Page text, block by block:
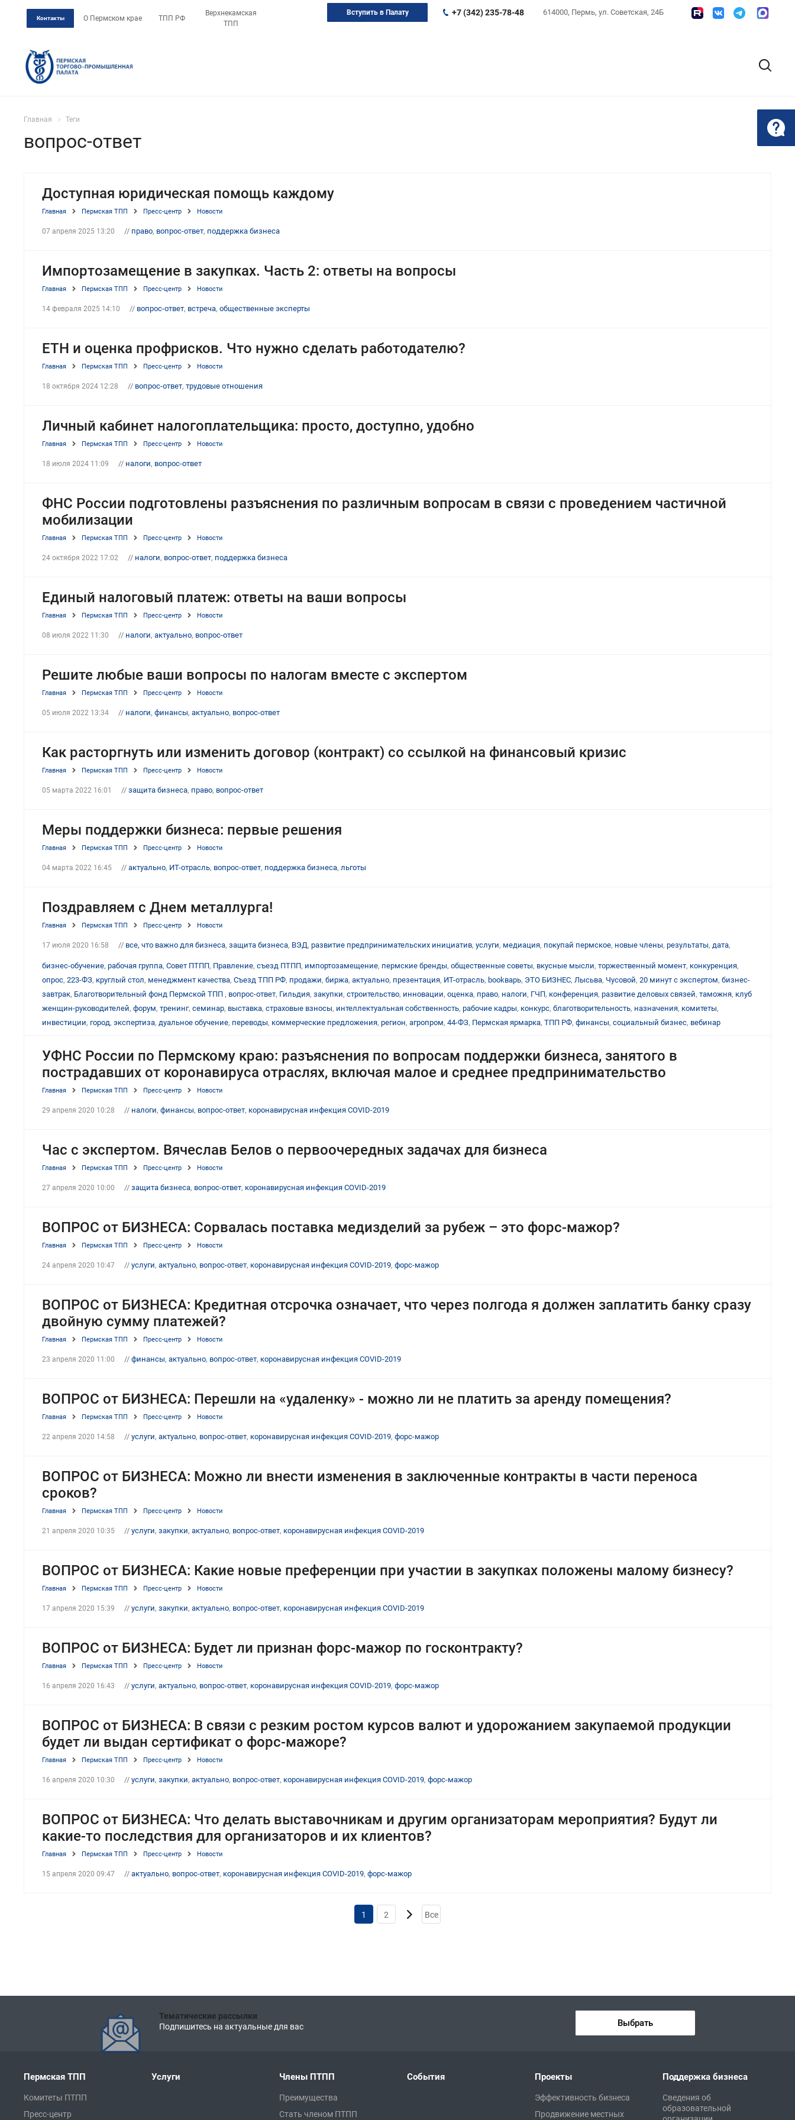
Контакты О Пермском крае ТПП РФ
Верхнекамская
ТПП
614000, Пермь, ул. Советская, 24Б
+7 (342) 235-78-48
Вступить в Палату
Главная Теги
вопрос-ответ
Доступная юридическая помощь каждому
Главная Пермская ТПП Пресс-центр Новости
07 апреля 2025 13:20 // право, вопрос-ответ, поддержка бизнеса
Импортозамещение в закупках. Часть 2: ответы на вопросы
Главная Пермская ТПП Пресс-центр Новости
14 февраля 2025 14:10 // вопрос-ответ, встреча, общественные эксперты
ЕТН и оценка профрисков. Что нужно сделать работодателю?
Главная Пермская ТПП Пресс-центр Новости
18 октября 2024 12:28 // вопрос-ответ, трудовые отношения
Личный кабинет налогоплательщика: просто, доступно, удобно
Главная Пермская ТПП Пресс-центр Новости
18 июля 2024 11:09 // налоги, вопрос-ответ
ФНС России подготовлены разъяснения по различным вопросам в связи с проведением частичной
мобилизации
Главная Пермская ТПП Пресс-центр Новости
24 октября 2022 17:02 // налоги, вопрос-ответ, поддержка бизнеса
Единый налоговый платеж: ответы на ваши вопросы
Главная Пермская ТПП Пресс-центр Новости
08 июля 2022 11:30 // налоги, актуально, вопрос-ответ
Решите любые ваши вопросы по налогам вместе с экспертом
Главная Пермская ТПП Пресс-центр Новости
05 июля 2022 13:34 // налоги, финансы, актуально, вопрос-ответ
Как расторгнуть или изменить договор (контракт) со ссылкой на финансовый кризис
Главная Пермская ТПП Пресс-центр Новости
05 марта 2022 16:01 // защита бизнеса, право, вопрос-ответ
Меры поддержки бизнеса: первые решения
Главная Пермская ТПП Пресс-центр Новости
04 марта 2022 16:45 // актуально, ИТ-отрасль, вопрос-ответ, поддержка бизнеса, льготы
Поздравляем с Днем металлурга!
Главная Пермская ТПП Пресс-центр Новости
17 июля 2020 16:58 // все, что важно для бизнеса, защита бизнеса, ВЭД, развитие предпринимательских инициатив, услуги, медиация, покупай пермское, новые члены, результаты, дата,
бизнес-обучение, рабочая группа, Совет ПТПП, Правление, съезд ПТПП, импортозамещение, пермские бренды, общественные советы, вкусные мысли, торжественный момент, конкуренция,
опрос, 223-ФЗ, круглый стол, менеджмент качества, Съезд ТПП РФ, продажи, биржа, актуально, презентация, ИТ-отрасль, bookварь, ЭТО БИЗНЕС, Лысьва, Чусовой, 20 минут с экспертом, бизнес-
завтрак, Благотворительный фонд Пермской ТПП , вопрос-ответ, Гильдия, закупки, строительство, инновации, оценка, право, налоги, ГЧП, конференция, развитие деловых связей, таможня, клуб
женщин-руководителей, форум, тренинг, семинар, выставка, страховые взносы, интеллектуальная собственность, рабочие кадры, конкурс, благотворительность, назначения, комитеты,
инвестиции, город, экспертиза, дуальное обучение, переводы, коммерческие предложения, регион, агропром, 44-ФЗ, Пермская ярмарка, ТПП РФ, финансы, социальный бизнес, вебинар
УФНС России по Пермскому краю: разъяснения по вопросам поддержки бизнеса, занятого в
пострадавших от коронавируса отраслях, включая малое и среднее предпринимательство
Главная Пермская ТПП Пресс-центр Новости
29 апреля 2020 10:28 // налоги, финансы, вопрос-ответ, коронавирусная инфекция COVID-2019
Час с экспертом. Вячеслав Белов о первоочередных задачах для бизнеса
Главная Пермская ТПП Пресс-центр Новости
27 апреля 2020 10:00 // защита бизнеса, вопрос-ответ, коронавирусная инфекция COVID-2019
ВОПРОС от БИЗНЕСА: Сорвалась поставка медизделий за рубеж – это форс-мажор?
Главная Пермская ТПП Пресс-центр Новости
24 апреля 2020 10:47 // услуги, актуально, вопрос-ответ, коронавирусная инфекция COVID-2019, форс-мажор
ВОПРОС от БИЗНЕСА: Кредитная отсрочка означает, что через полгода я должен заплатить банку сразу
двойную сумму платежей?
Главная Пермская ТПП Пресс-центр Новости
23 апреля 2020 11:00 // финансы, актуально, вопрос-ответ, коронавирусная инфекция COVID-2019
ВОПРОС от БИЗНЕСА: Перешли на «удаленку» - можно ли не платить за аренду помещения?
Главная Пермская ТПП Пресс-центр Новости
22 апреля 2020 14:58 // услуги, актуально, вопрос-ответ, коронавирусная инфекция COVID-2019, форс-мажор
ВОПРОС от БИЗНЕСА: Можно ли внести изменения в заключенные контракты в части переноса
сроков?
Главная Пермская ТПП Пресс-центр Новости
21 апреля 2020 10:35 // услуги, закупки, актуально, вопрос-ответ, коронавирусная инфекция COVID-2019
ВОПРОС от БИЗНЕСА: Какие новые преференции при участии в закупках положены малому бизнесу?
Главная Пермская ТПП Пресс-центр Новости
17 апреля 2020 15:39 // услуги, закупки, актуально, вопрос-ответ, коронавирусная инфекция COVID-2019
ВОПРОС от БИЗНЕСА: Будет ли признан форс-мажор по госконтракту?
Главная Пермская ТПП Пресс-центр Новости
16 апреля 2020 16:43 // услуги, актуально, вопрос-ответ, коронавирусная инфекция COVID-2019, форс-мажор
ВОПРОС от БИЗНЕСА: В связи с резким ростом курсов валют и удорожанием закупаемой продукции
будет ли выдан сертификат о форс-мажоре?
Главная Пермская ТПП Пресс-центр Новости
16 апреля 2020 10:30 // услуги, закупки, актуально, вопрос-ответ, коронавирусная инфекция COVID-2019, форс-мажор
ВОПРОС от БИЗНЕСА: Что делать выставочникам и другим организаторам мероприятия? Будут ли
какие-то последствия для организаторов и их клиентов?
Главная Пермская ТПП Пресс-центр Новости
15 апреля 2020 09:47 // актуально, вопрос-ответ, коронавирусная инфекция COVID-2019, форс-мажор
1 2 Все
Тематические рассылки
Подпишитесь на актуальные для вас
Выбрать
Пермская ТПП
Комитеты ПТПП
Пресс-центр
Услуги Члены ПТПП
Преимущества
Стать членом ПТПП
События Проекты
Эффективность бизнеса
Продвижение местных
Поддержка бизнеса
Сведения об
образовательной